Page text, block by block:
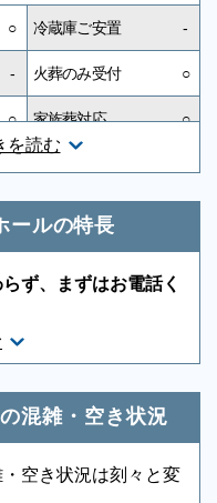
を読む
○ 冷蔵庫ご安置 -
- 火葬のみ受付 ○
○ 家族葬対応 ○
○ 社葬対応 -
○
○ 宗教者控室 ○
貸布団
ールの特長
ず、まずはお電話く
がら段取りを進めま
などについても、ご
混雑・空き状況
空き状況は刻々と変